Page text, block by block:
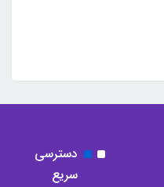
دسترسی
سریع